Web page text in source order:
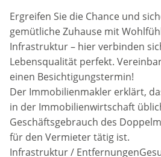
Ergreifen Sie die Chance und
gemütliche Zuhause mit
Infrastruktur – hier verbinden
Lebensqualität perfekt.
einen Besichtigungstermin!
Der Immobilienmakler erklärt,
in der Immobilienwirtschaft
Geschäftsgebrauch des
für den Vermieter tätig ist.
Infrastruktur /